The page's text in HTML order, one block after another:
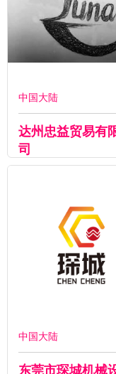
中国大陆
达州忠益贸易有
司
中国大陆
东莞市琛城机械